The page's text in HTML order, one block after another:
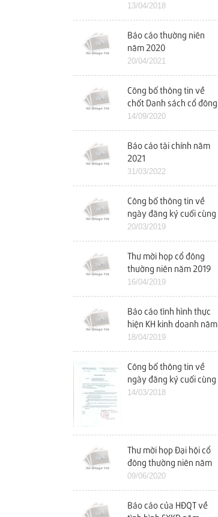
13/04/2018
Báo cáo thường niên
năm 2020
20/04/2021
Công bố thông tin về
chốt Danh sách cổ đông
để tổ chức ĐHCĐ bất
thường
14/09/2020
Báo cáo tài chính năm
2021
31/03/2022
Công bố thông tin về
ngày đăng ký cuối cùng
chốt danh sách cổ đông
dự ĐHCĐ năm 2019
20/03/2019
Thư mời họp cổ đông
thường niên năm 2019
16/04/2019
Báo cáo tình hình thực
hiện KH kinh doanh năm
2018 và KH kinh doanh
năm 2019
18/04/2019
Công bố thông tin về
ngày đăng ký cuối cùng
tham dự ĐHCĐ năm
14/03/2018
Thư mời họp Đại hội cổ
đông thường niên năm
2020
09/06/2020
Báo cáo của HĐQT về